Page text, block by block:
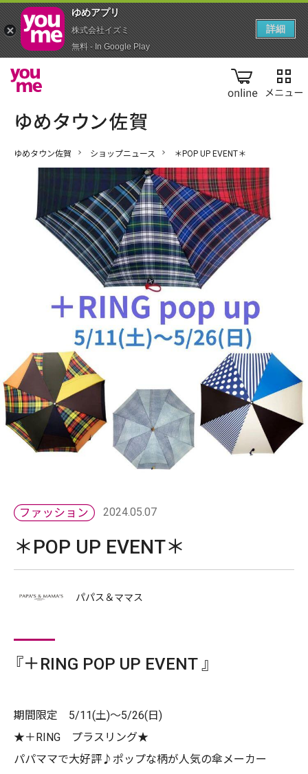
online
ゆめタウン佐賀 ショップニュース ＊POP UP EVENT＊
2024.05.07
＊POP UP EVENT＊
パパス＆ママス
『＋RING POP UP EVENT 』
期間限定 5/11(土)～5/26(日)
★＋RING プラスリング★
パパママで大好評♪ポップな柄が人気の傘メーカー
ゆめアプ‪リ‬
株式会社イズミ
無料 - In Google Play
詳細